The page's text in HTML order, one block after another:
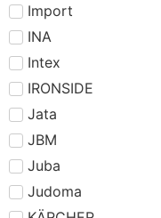
Import
INA
Intex
IRONSIDE
Jata
JBM
Juba
Judoma